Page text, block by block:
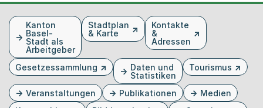
FusszeileKanton
Basel-
Stadt als
Arbeitgeber
Stadtplan
& Karte
Kontakte
&
Adressen
Gesetzessammlung
Daten und
Statistiken
Tourismus
Veranstaltungen Publikationen
Medien